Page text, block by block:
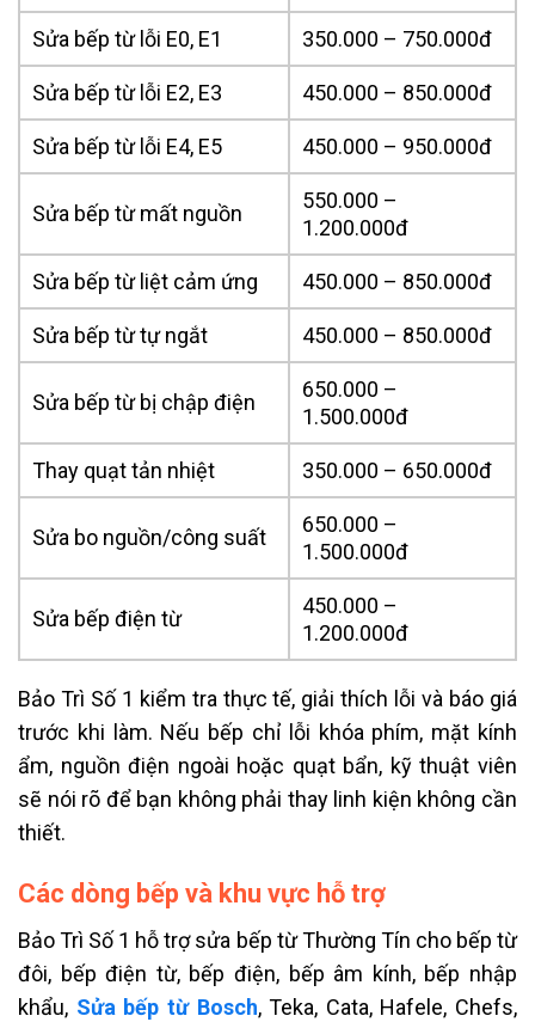
Sửa bếp từ lỗi E0, E1 350.000 – 750.000đ
Sửa bếp từ lỗi E2, E3 450.000 – 850.000đ
Sửa bếp từ lỗi E4, E5 450.000 – 950.000đ
Sửa bếp từ mất nguồn
550.000 –
1.200.000đ
Sửa bếp từ liệt cảm ứng 450.000 – 850.000đ
Sửa bếp từ tự ngắt 450.000 – 850.000đ
Sửa bếp từ bị chập điện
650.000 –
1.500.000đ
Thay quạt tản nhiệt 350.000 – 650.000đ
Sửa bo nguồn/công suất
650.000 –
1.500.000đ
Sửa bếp điện từ
450.000 –
1.200.000đ
Bảo Trì Số 1 kiểm tra thực tế, giải thích lỗi và báo giá
trước khi làm. Nếu bếp chỉ lỗi khóa phím, mặt kính
ẩm, nguồn điện ngoài hoặc quạt bẩn, kỹ thuật viên
sẽ nói rõ để bạn không phải thay linh kiện không cần
thiết.
Các dòng bếp và khu vực hỗ trợ
Bảo Trì Số 1 hỗ trợ sửa bếp từ Thường Tín cho bếp từ
đôi, bếp điện từ, bếp điện, bếp âm kính, bếp nhập
khẩu, Sửa bếp từ Bosch, Teka, Cata, Hafele, Chefs,